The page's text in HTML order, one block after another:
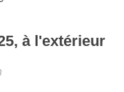
, à l'extérieur